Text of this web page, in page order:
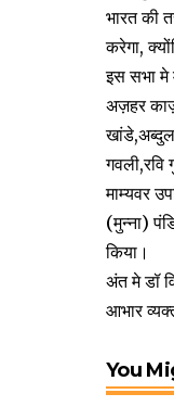
भारत की
करेगा,
इस सभा मे
अज़हर
गवली,रवि
माम्यवर
(मुन्ना)
किया।
अंत मे डॉ
आभार
You